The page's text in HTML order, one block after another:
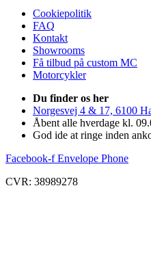
Cookiepolitik
FAQ
Kontakt
Showrooms
Få tilbud på custom MC
Motorcykler
Du finder os her
Norgesvej 4 & 17, 6100
Åbent alle hverdage kl.
God ide at ringe inden
Facebook-f Envelope Phone
CVR: 38989278